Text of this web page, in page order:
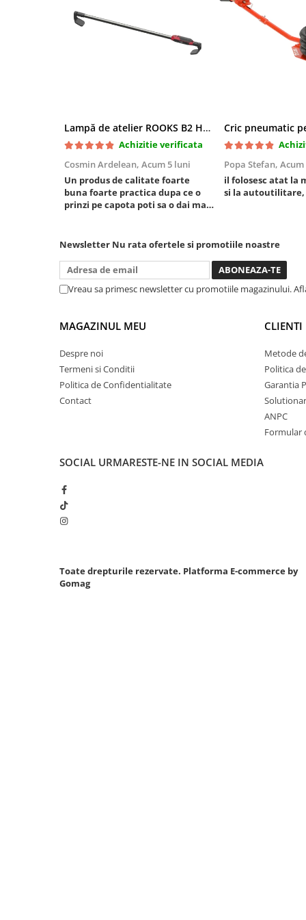
Scule pentru tinichigerie
Scule Pneumatice
Accesorii Pneumatice
Chei cu clichet
Filtre Pneumatice
Masini de gaurit si taiat
Scule pentru nituit si capsat
Slefuitoare Pneumatice
Scule speciale
Diagnoza si masurari
Rulmenti,Bucsi si Extractoare
Lampă de atelier ROOKS B2 HYBRID pentru capotă, 2000 lumeni, 5000 mAh
Achizitie verificata
Cosmin Ardelean, Acum 5 luni
Un produs de calitate foarte
buna foarte practica dupa ce o
prinzi pe capota poti sa o dai mai
baterie care tine destul de mult
dar daca o bagi la priza nu mai ai
treaba toata ziua ,ce...
Popa Stefan, Acum
il folosesc atat la
si la autoutilitare,
Newsletter Nu rata ofertele si promotiile noastre
Vreau sa primesc newsletter cu promotiile magazinului.
MAGAZINUL MEU
Despre noi
Termeni si Conditii
Politica de Confidentialitate
Contact
CLIENTI
Metode
Politica
Garantia
ANPC
Formular
SOCIAL URMARESTE-NE IN SOCIAL MEDIA
Toate drepturile rezervate. Platforma E-commerce by
Gomag